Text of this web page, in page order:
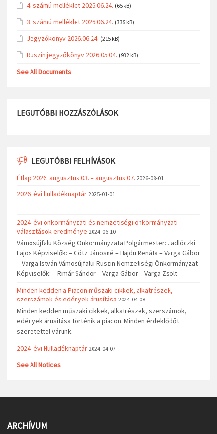
4. számú melléklet 2026.06.24. (65 kB)
3. számú melléklet 2026.06.24. (335 kB)
Jegyzőkönyv 2026.06.24. (215 kB)
Ruszin jegyzőkönyv 2026.05.04. (932 kB)
See All Documents
LEGUTÓBBI HOZZÁSZÓLÁSOK
LEGUTÓBBI FELHÍVÁSOK
Étlap 2026. augusztus 03. – augusztus 07. 2026-08-01
2026. évi hulladéknaptár 2025-01-01
2024. évi önkormányzati és nemzetiségi önkormányzati
választások eredménye 2024-06-10
Vámosújfalu Község Önkormányzata Polgármester: Jadlóczki
Lajos Képviselők: – Götz Jánosné – Hajdu Renáta – Varga Gábor
– Varga István Vámosújfalui Ruszin Nemzetiségi Önkormányzat
Képviselők: – Rimár Sándor – Varga Gábor – Varga Zsolt
Minden kedden a Piacon műszaki cikkek, alkatrészek,
szerszámok és edények árusítása 2024-04-08
Minden kedden műszaki cikkek, alkatrészek, szerszámok,
edények árusítása történik a piacon. Minden érdeklődőt
szeretettel várunk.
2024. évi Hulladéknaptár 2024-04-07
See All Notices
ARCHÍVUM